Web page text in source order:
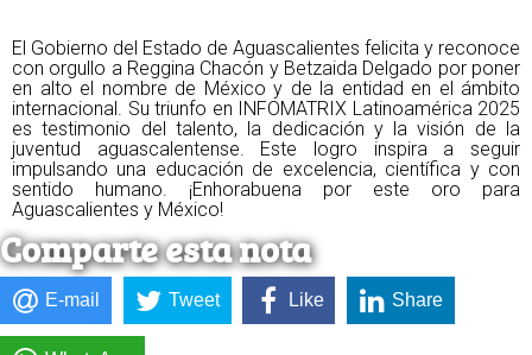
El Gobierno del Estado de Aguascalientes felicita y reconoce
con orgullo a Reggina Chacón y Betzaida Delgado por poner
en alto el nombre de México y de la entidad en el ámbito
internacional. Su triunfo en INFOMATRIX Latinoamérica 2025
es testimonio del talento, la dedicación y la visión de la
juventud aguascalentense. Este logro inspira a seguir
impulsando una educación de excelencia, científica y con
sentido humano. ¡Enhorabuena por este oro para
Aguascalientes y México!
Comparte esta nota
E-mail Tweet Like Share